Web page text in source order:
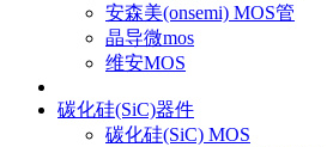
安森美(onsemi) MOS管
晶导微mos
维安MOS
碳化硅(SiC)器件
碳化硅(SiC) MOS